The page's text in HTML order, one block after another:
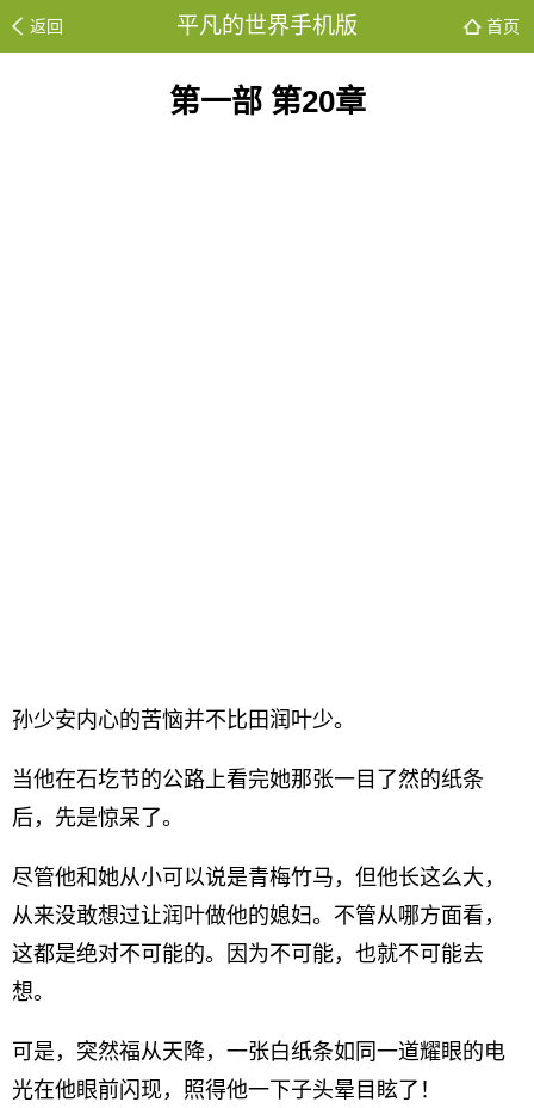
返回 平凡的世界手机版 首页
第一部 第20章
孙少安内心的苦恼并不比田润叶少。
当他在石圪节的公路上看完她那张一目了然的纸条
后，先是惊呆了。
尽管他和她从小可以说是青梅竹马，但他长这么大，
从来没敢想过让润叶做他的媳妇。不管从哪方面看，
这都是绝对不可能的。因为不可能，也就不可能去
想。
可是，突然福从天降，一张白纸条如同一道耀眼的电
光在他眼前闪现，照得他一下子头晕目眩了！